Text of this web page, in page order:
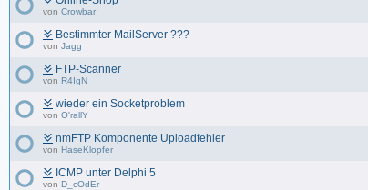
von Crowbar
Bestimmter MailServer ???
von Jagg
FTP-Scanner
von R4IgN
wieder ein Socketproblem
von O'rallY
nmFTP Komponente Uploadfehler
von HaseKlopfer
ICMP unter Delphi 5
von D_cOdEr